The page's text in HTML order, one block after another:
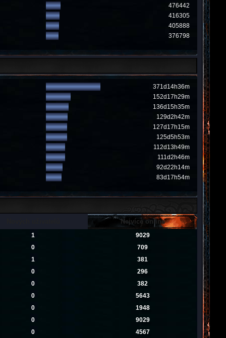
476442
416305
405888
376798
371d14h36m
152d17h29m
136d15h35m
129d2h42m
127d17h15m
125d5h53m
112d13h49m
111d2h46m
92d22h14m
83d17h54m
Nejvíce online
1
9029
0
709
1
381
0
296
0
382
0
5643
0
1948
0
9029
0
4567